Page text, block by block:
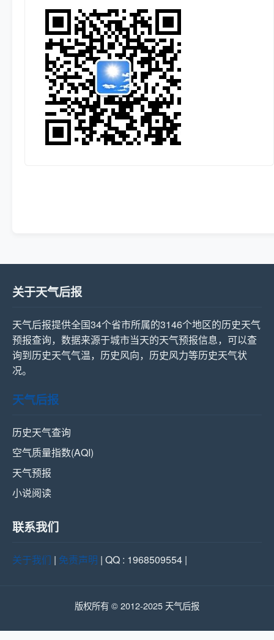
关于天气后报
天气后报提供全国34个省市所属的3146个地区的历史天气
预报查询，数据来源于城市当天的天气预报信息，可以查
询到历史天气气温，历史风向，历史风力等历史天气状
况。
天气后报
历史天气查询
空气质量指数(AQI)
天气预报
小说阅读
联系我们
关于我们 | 免责声明 | QQ : 1968509554 |
版权所有 © 2012-2025 天气后报